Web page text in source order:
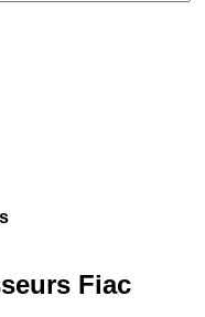
Fiac